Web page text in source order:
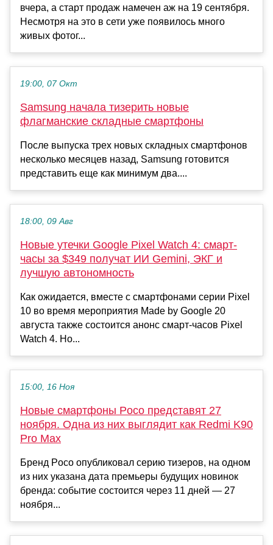
вчера, а старт продаж намечен аж на 19 сентября.
Несмотря на это в сети уже появилось много
живых фотог...
19:00, 07 Окт
Samsung начала тизерить новые
флагманские складные смартфоны
После выпуска трех новых складных смартфонов
несколько месяцев назад, Samsung готовится
представить еще как минимум два....
18:00, 09 Авг
Новые утечки Google Pixel Watch 4: смарт-
часы за $349 получат ИИ Gemini, ЭКГ и
лучшую автономность
Как ожидается, вместе с смартфонами серии Pixel
10 во время мероприятия Made by Google 20
августа также состоится анонс смарт-часов Pixel
Watch 4. Но...
15:00, 16 Ноя
Новые смартфоны Poco представят 27
ноября. Одна из них выглядит как Redmi K90
Pro Max
Бренд Poco опубликовал серию тизеров, на одном
из них указана дата премьеры будущих новинок
бренда: событие состоится через 11 дней — 27
ноября...